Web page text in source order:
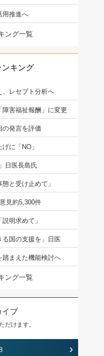
用推進へ
ング一覧
ンキング
、レセプト分析へ
害福祉報酬」に変更
の発言を評価
に「NO」
日医長島氏
と受け止めて」
見約5,300件
明求めて」
る国の支援を」日医
踏まえた機能検討へ
ング一覧
イブ
だけます。
›